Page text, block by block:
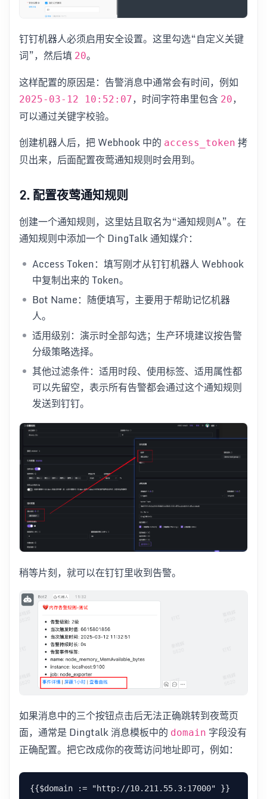
钉钉机器人必须启用安全设置。这里勾选“自定义关键
词”，然后填 20。
这样配置的原因是：告警消息中通常会有时间，例如
2025-03-12 10:52:07，时间字符串里包含 20，
可以通过关键字校验。
创建机器人后，把 Webhook 中的 access_token 拷
贝出来，后面配置夜莺通知规则时会用到。
2. 配置夜莺通知规则
创建一个通知规则，这里姑且取名为“通知规则A”。在
通知规则中添加一个 DingTalk 通知媒介：
Access Token：填写刚才从钉钉机器人 Webhook
中复制出来的 Token。
Bot Name：随便填写，主要用于帮助记忆机器
人。
适用级别：演示时全部勾选；生产环境建议按告警
分级策略选择。
其他过滤条件：适用时段、使用标签、适用属性都
可以先留空，表示所有告警都会通过这个通知规则
发送到钉钉。
稍等片刻，就可以在钉钉里收到告警。
如果消息中的三个按钮点击后无法正确跳转到夜莺页
面，通常是 Dingtalk 消息模板中的 domain 字段没有
正确配置。把它改成你的夜莺访问地址即可，例如：